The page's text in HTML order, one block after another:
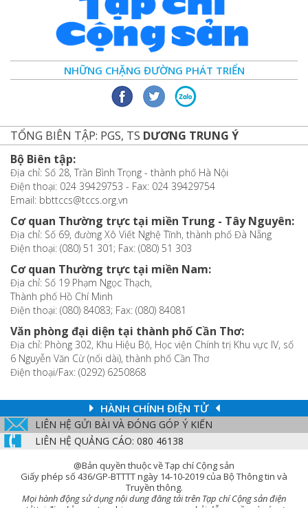
NHỮNG CHẶNG ĐƯỜNG PHÁT TRIỂN
TỔNG BIÊN TẬP: PGS, TS DƯƠNG TRUNG Ý
Bộ Biên tập:
Địa chỉ: Số 28, Trần Bình Trọng - thành phố Hà Nội
Điện thoại: 024 39429753 - Fax: 024 39429754
Email: bbttccs@tccs.org.vn
Cơ quan Thường trực tại miền Trung - Tây Nguyên:
Địa chỉ: Số 69, đường Xô Viết Nghệ Tĩnh, thành phố Đà Nẵng
Điện thoại: (080) 51 301; Fax: (080) 51 303
Cơ quan Thường trực tại miền Nam:
Địa chỉ: Số 19 Phạm Ngọc Thạch,
Thành phố Hồ Chí Minh
Điện thoại: (080) 84083; Fax: (080) 84081
Văn phòng đại diện tại thành phố Cần Thơ:
Địa chỉ: Phòng 302, Khu Hiệu Bộ, Học viện Chính trị Khu vực IV, số
6 Nguyễn Văn Cừ (nối dài), thành phố Cần Thơ
Điện thoại/Fax: (0292) 6250868
HÀNH CHÍNH ĐIỆN TỬ
LIÊN HỆ GỬI BÀI VÀ ĐÓNG GÓP Ý KIẾN
LIÊN HỆ QUẢNG CÁO: 080 46138
@Bản quyền thuộc về Tạp chí Cộng sản
Giấy phép số 436/GP-BTTTT ngày 14-10-2019 của Bộ Thông tin và
Truyền thông.
Mọi hành động sử dụng nội dung đăng tải trên Tạp chí Cộng sản điện